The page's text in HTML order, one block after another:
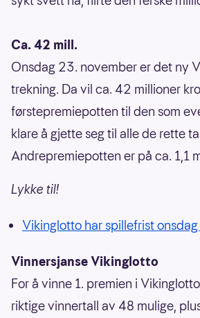
Ca. 42 mill.
Onsdag 23. november er det ny
trekning. Da vil ca. 42 millioner
førstepremiepotten til den som
klare å gjette seg til alle de rette
Andrepremiepotten er på ca. 1,1
Lykke til!
Vikinglotto har spillefrist
Vinnersjanse Vikinglotto
For å vinne 1. premien i
riktige vinnertall av 48 mulige,